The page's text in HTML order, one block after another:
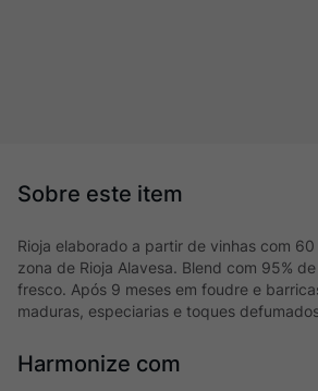
Rioja elaborado a partir de vinhas com
zona de Rioja Alavesa. Blend com 95%
fresco. Após 9 meses em foudre e
maduras, especiarias e toques
Harmonize com